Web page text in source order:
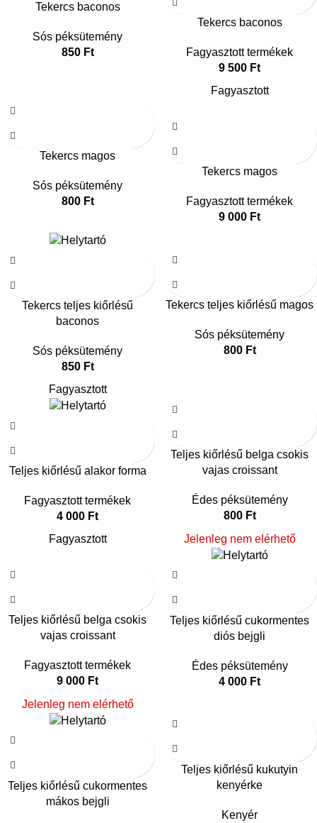
Tekercs baconos
Sós péksütemény
850 Ft
Tekercs baconos
Fagyasztott termékek
9 500 Ft
Tekercs magos
Sós péksütemény
800 Ft
Fagyasztott
Tekercs magos
Fagyasztott termékek
9 000 Ft
Tekercs teljes kiőrlésű
baconos
Sós péksütemény
850 Ft
Tekercs teljes kiőrlésű magos
Sós péksütemény
800 Ft
Fagyasztott
Teljes kiőrlésű alakor forma
Fagyasztott termékek
4 000 Ft
Teljes kiőrlésű belga csokis
vajas croissant
Édes péksütemény
800 Ft
Fagyasztott
Teljes kiőrlésű belga csokis
vajas croissant
Fagyasztott termékek
9 000 Ft
Jelenleg nem elérhető
Teljes kiőrlésű cukormentes
diós bejgli
Édes péksütemény
4 000 Ft
Jelenleg nem elérhető
Teljes kiőrlésű cukormentes
mákos bejgli
Teljes kiőrlésű kukutyin
kenyérke
Kenyér